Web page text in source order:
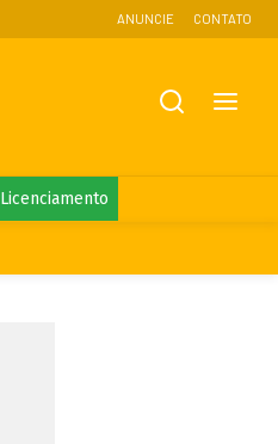
ANUNCIE CONTATO
Licenciamento